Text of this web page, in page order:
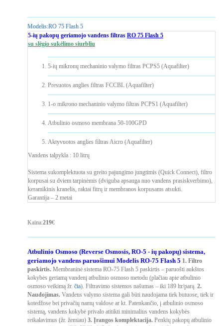
Modelis:RO 75 Flash 5
5-ių pakopų geriamojo vandens filtras RO 75 Flash 5
su slėgio sukėlimo siurbliu
5-ių mikronų mechaninio valymo filtras PCPS5 (Aquafilter)
Presuotos anglies filtras FCCBL (Aquafilter)
1-o mikrono mechaninio valymo filtras PCPS1 (Aquafilter)
Atbulinio osmoso membrana 50-100GPD
Aktyvuotos anglies filtras Aicro (Aquafilter)
Vandens talpykla : 10 litrų
Sistema sukomplektuota su greito pajungimo jungtimis (Quick Connect), filtro
korpusai su dviem tarpinėmis (dviguba apsauga nuo vandens prasiskverbimo),
keramikinis kranelis, raktai fitrų ir membranos korpusams atsukti.
Garantija – 2 metai
Kaina:219€
Atbulinio Osmoso (Reverse Osmosis, RO-5 - ių pakopų) sistema,
geriamojo vandens paruošimui Modelis RO-75 Flash 5 1. Filtro
paskirtis. Membraninė sistema RO-75 Flash 5 paskirtis – paruošti aukštos
kokybės geriamą vandenį atbulinio osmoso metodu (plačiau apie atbulinio
osmoso veikimą žr. čia). Filtravimo sistemos našumas – iki 189 ltr/parą. 2.
Naudojimas. Vandens valymo sistema gali būti naudojama tiek butuose, tiek ir
kotedžose bei privačių namų valdose ar kt. Patenkančio, į atbulinio osmoso
sistemą, vandens kokybė privalo atitikti minimalius vandens kokybės
reikalavimus (žr. žemiau) 3. Įrangos komplektacija. Penkių pakopų atbulinio